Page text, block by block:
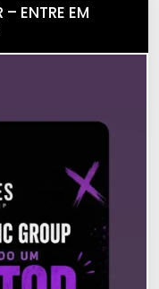
– ENTRE EM